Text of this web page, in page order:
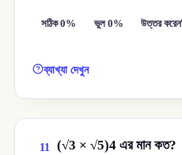
সঠিক 0% ভুল 0% উত্তর
ব্যাখ্যা দেখুন
11 (√3 × √5)4 এর মান কত?